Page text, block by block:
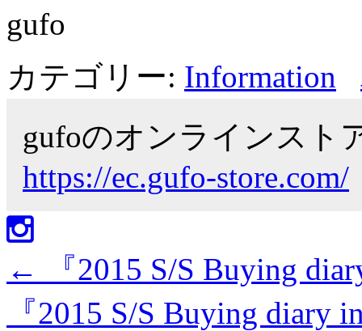
gufo
カテゴリー: Information
gufoのオンラインスト
https://ec.gufo-store.com/
←
『2015 S/S Buying
『2015 S/S Buying